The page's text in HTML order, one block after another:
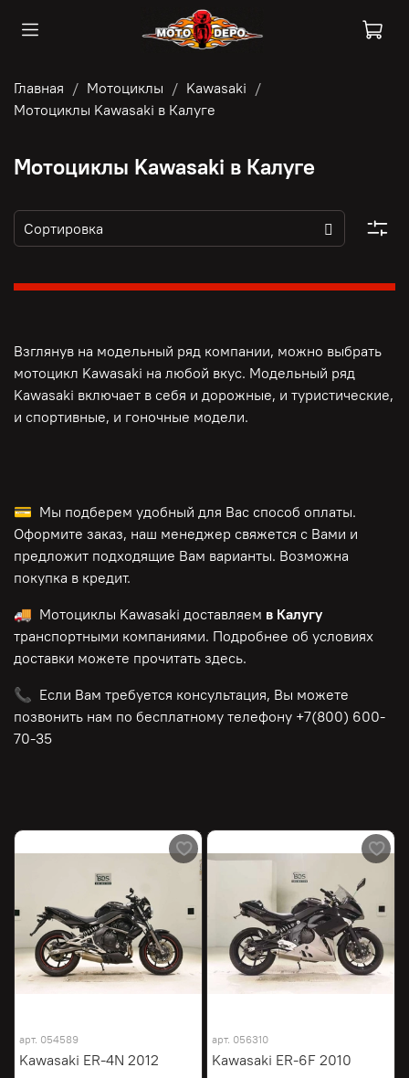
Главная Мотоциклы
Kawasaki
Мотоциклы Kawasaki в Калуге
Мотоциклы Kawasaki в Калуге
Взглянув на модельный ряд компании, можно выбрать
мотоцикл Kawasaki на любой вкус. Модельный ряд
Kawasaki включает в себя и дорожные, и туристические,
и спортивные, и гоночные модели.
💳 Мы подберем удобный для Вас способ оплаты.
Оформите заказ, наш менеджер свяжется с Вами и
предложит подходящие Вам варианты. Возможна
покупка в кредит.
🚚 Мотоциклы Kawasaki доставляем в Калугу
транспортными компаниями. Подробнее об условиях
доставки можете прочитать здесь.
📞 Если Вам требуется консультация, Вы можете
позвонить нам по бесплатному телефону +7(800) 600-
70-35
арт. 054589
Kawasaki ER-4N 2012
арт. 056310
Kawasaki ER-6F 2010